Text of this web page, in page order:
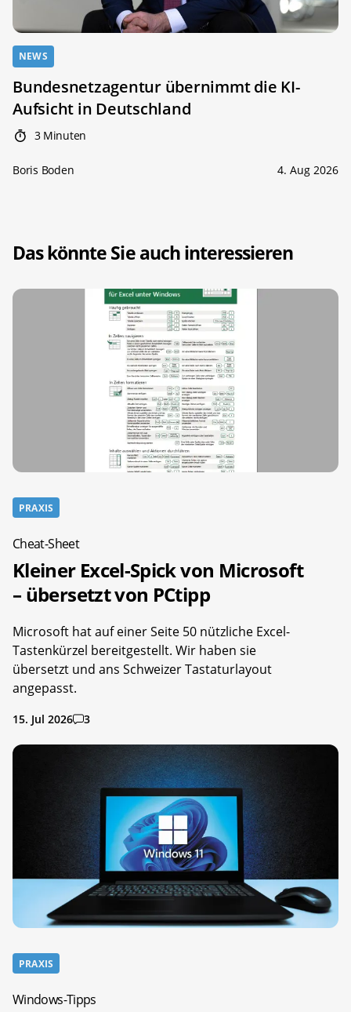
NEWS
Bundesnetzagentur übernimmt die KI-
Aufsicht in Deutschland
3 Minuten
Boris Boden 4. Aug 2026
Das könnte Sie auch interessieren
PRAXIS
Cheat-Sheet
Kleiner Excel-Spick von Microsoft
– übersetzt von PCtipp
Microsoft hat auf einer Seite 50 nützliche Excel-
Tastenkürzel bereitgestellt. Wir haben sie
übersetzt und ans Schweizer Tastaturlayout
angepasst.
15. Jul 2026 3
PRAXIS
Windows-Tipps